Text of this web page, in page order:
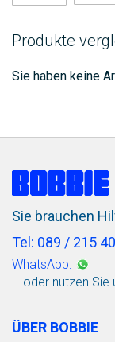
Produkte
Sie haben keine
Sie brauchen
Tel: 089 / 215
WhatsApp:
… oder nutzen Sie
ÜBER BOBBIE